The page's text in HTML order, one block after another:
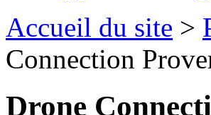
Accueil du site >
Connection
Drone